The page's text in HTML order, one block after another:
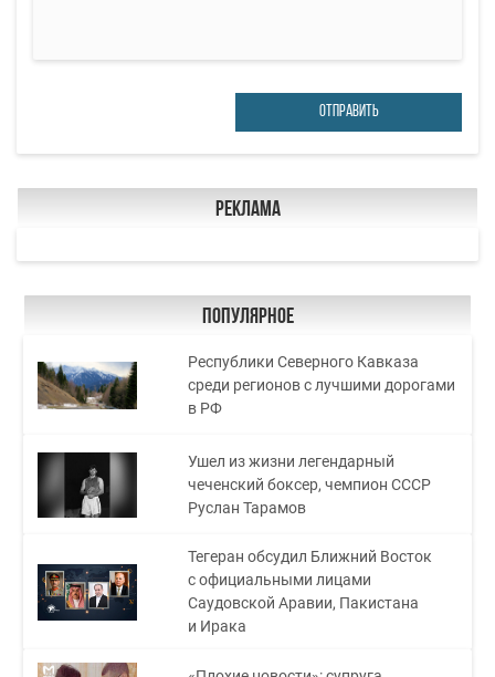
ОТПРАВИТЬ
Реклама
Популярное
Республики Северного Кавказа
среди регионов с лучшими дорогами
в РФ
Ушел из жизни легендарный
чеченский боксер, чемпион СССР
Руслан Тарамов
Тегеран обсудил Ближний Восток
с официальными лицами
Саудовской Аравии, Пакистана
и Ирака